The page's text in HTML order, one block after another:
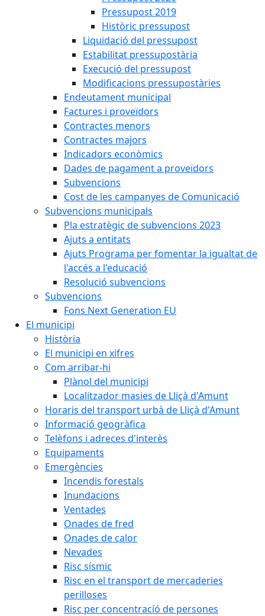
Pressupost 2019
Històric pressupost
Liquidació del pressupost
Estabilitat pressupostària
Execució del pressupost
Modificacions pressupostàries
Endeutament municipal
Factures i proveïdors
Contractes menors
Contractes majors
Indicadors econòmics
Dades de pagament a proveïdors
Subvencions
Cost de les campanyes de Comunicació
Subvencions municipals
Pla estratègic de subvencions 2023
Ajuts a entitats
Ajuts Programa per fomentar la igualtat de
l'accés a l'educació
Resolució subvencions
Subvencions
Fons Next Generation EU
El municipi
Història
El municipi en xifres
Com arribar-hi
Plànol del municipi
Localitzador masies de Lliçà d'Amunt
Horaris del transport urbà de Lliçà d'Amunt
Informació geogràfica
Telèfons i adreces d'interès
Equipaments
Emergències
Incendis forestals
Inundacions
Ventades
Onades de fred
Onades de calor
Nevades
Risc sísmic
Risc en el transport de mercaderies
perilloses
Risc per concentracíó de persones